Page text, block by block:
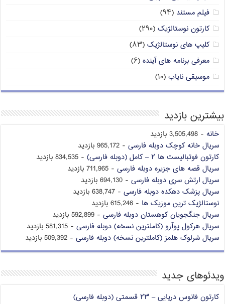
فیلم مستند (۹۴)
کارتون نوستالژیک (۲۹۰)
کلیپ های نوستالژیک (۸۳)
معرفی برنامه های آینده (۶)
موسیقی نایاب (۱۰)
بیشترین بازدید
خانه - 3,505,498 بازدید
سریال خانه کوچک دوبله فارسی - 965,172 بازدید
کارتون فوتبالیست ها ۲ – کامل (دوبله فارسی)
- 834,535 بازدید
سریال قصه های جزیره دوبله فارسی - 711,965 بازدید
سریال ارتش سری دوبله فارسی - 694,130 بازدید
سریال پزشک دهکده دوبله فارسی - 638,747 بازدید
نوستالژیک ترین موزیک ها - 615,246 بازدید
سریال جنگجویان کوهستان دوبله فارسی - 592,899 بازدید
سریال هرکول پوآرو (کاملترین نسخه) دوبله فارسی - 581,315 بازدید
سریال شرلوک هلمز (کاملترین نسخه) دوبله فارسی - 509,392 بازدید
ویدئوهای جدید
کارتون فانوس دریایی – ۲۳ قسمتی (دوبله فارسی)